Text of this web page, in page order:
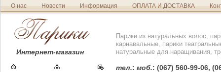
О нас Новости Информация ОПЛАТА И ДОСТАВКА
Интернет-магазин
Парики из натуральных волос,
карнавальные, парики
натуральные для наращивания,
тел.: моб.: (067) 560-99-06,